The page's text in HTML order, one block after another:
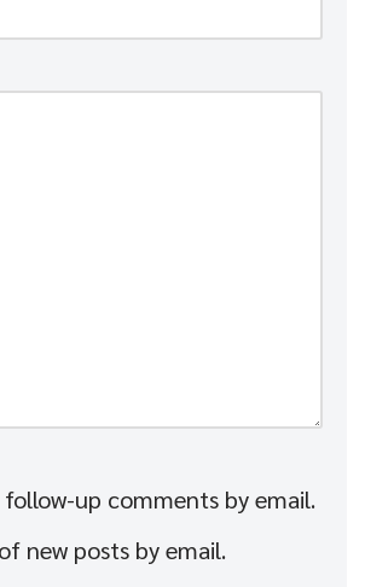
up comments by email.
new posts by email.